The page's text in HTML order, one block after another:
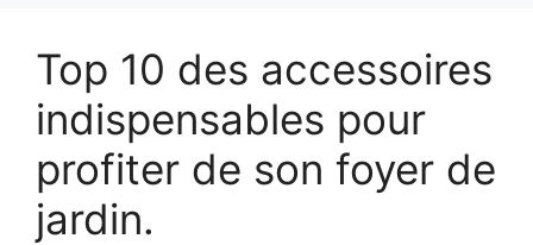
Top 10 des accessoires
indispensables pour
profiter de son foyer de
jardin.